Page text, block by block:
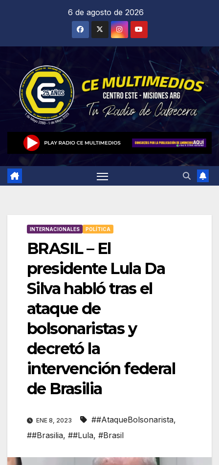
6 de agosto de 2026
INTERNACIONALES POLÍTICA
BRASIL – El
presidente Lula Da
Silva habló tras el
ataque de
bolsonaristas y
decretó la
intervención federal
de Brasilia
ENE 8, 2023 ##AtaqueBolsonarista,
##Brasilia, ##Lula, #Brasil